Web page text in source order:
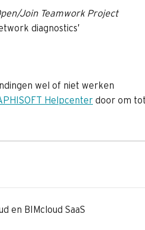
Join Teamwork Project
diagnostics’
wel of niet werken
Helpcenter door om
en BIMcloud SaaS